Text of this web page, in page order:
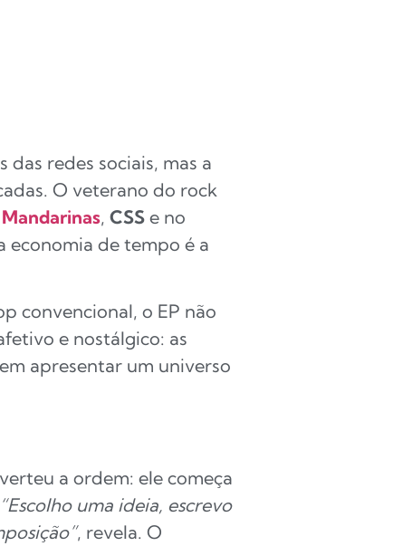
redes sociais, mas a
O veterano do rock
, CSS e no
economia de tempo é a
convencional, o EP não
e nostálgico: as
apresentar um universo
a ordem: ele começa
“Escolho uma ideia, escrevo
, revela. O